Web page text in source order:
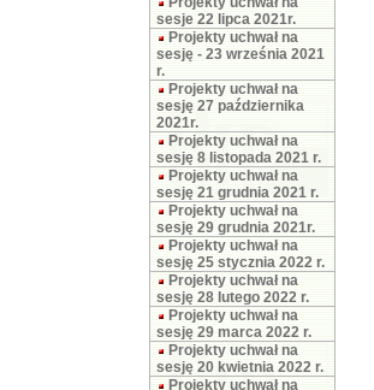
sesje 22 lipca 2021r.
Projekty uchwał na
sesję - 23 września 2021
r.
Projekty uchwał na
sesję 27 października
2021r.
Projekty uchwał na
sesję 8 listopada 2021 r.
Projekty uchwał na
sesję 21 grudnia 2021 r.
Projekty uchwał na
sesję 29 grudnia 2021r.
Projekty uchwał na
sesję 25 stycznia 2022 r.
Projekty uchwał na
sesję 28 lutego 2022 r.
Projekty uchwał na
sesję 29 marca 2022 r.
Projekty uchwał na
sesję 20 kwietnia 2022 r.
Projekty uchwał na